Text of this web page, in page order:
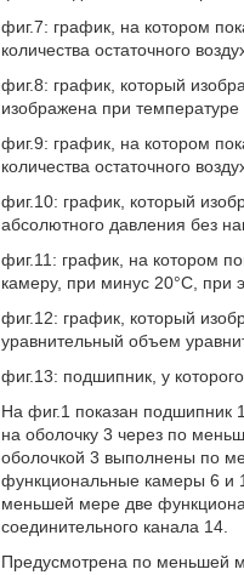
фиг.7: график, на котором
количества остаточного
фиг.8: график, который
изображена при
фиг.9: график, на котором
количества остаточного
фиг.10: график, который
абсолютного давления без
фиг.11: график, на котором
камеру, при минус 20°C,
фиг.12: график, который
уравнительный объем
фиг.13: подшипник, у
На фиг.1 показан подшипник
на оболочку 3 через по
оболочкой 3 выполнены по
функциональные камеры 6 и
меньшей мере две
соединительного канала 14.
Предусмотрена по меньшей